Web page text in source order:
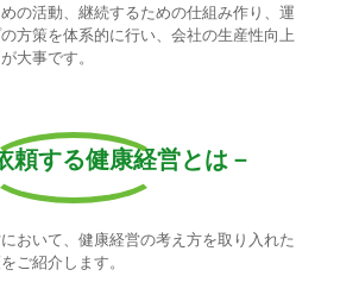
の活動、継続するための仕組み作り、運
方策を体系的に行い、会社の生産性向上
大事です。
頼する健康経営とは－
おいて、健康経営の考え方を取り入れた
ご紹介します。